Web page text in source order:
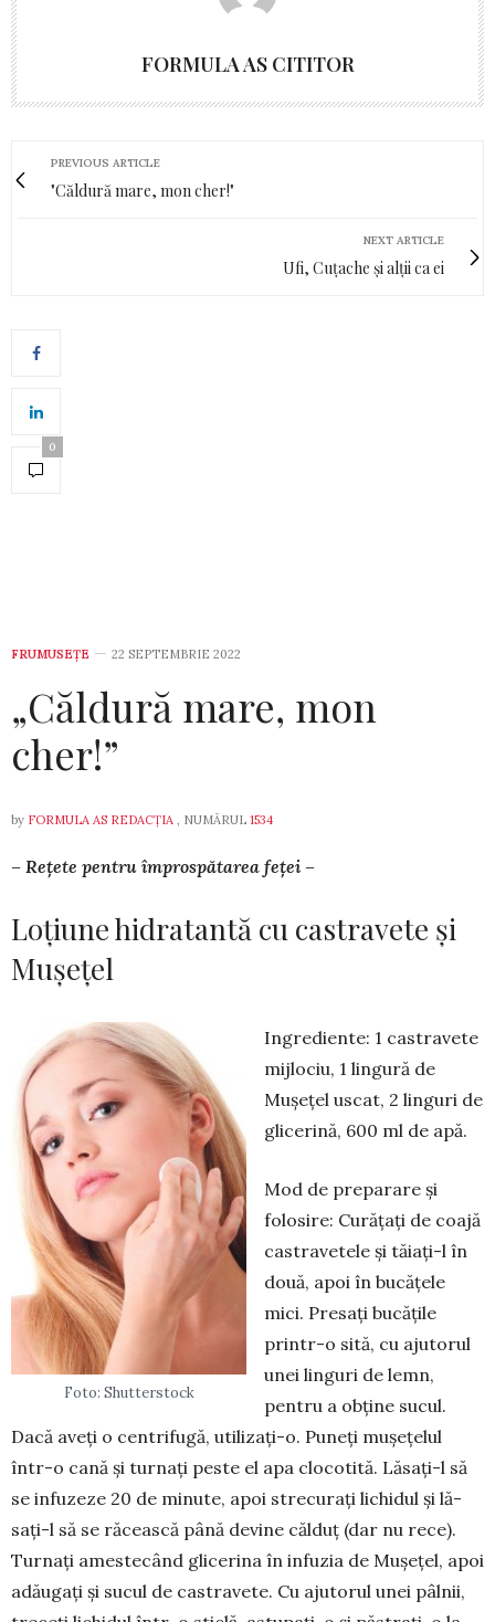
FORMULA AS CITITOR
PREVIOUS ARTICLE
"Căldură mare, mon cher!"
NEXT ARTICLE
Ufi, Cuțache și alții ca ei
0
FRUMUSEȚE 22 SEPTEMBRIE 2022
„Căldură mare, mon
cher!”
by FORMULA AS REDACȚIA , NUMĂRUL 1534
– Rețete pentru împros­pă­tarea feței –
Loțiune hidratantă cu castravete și
Mușețel
Foto: Shutterstock
Ingrediente: 1 castravete
mij­lo­ciu, 1 lingură de
Mușețel uscat, 2 lin­guri de
glicerină, 600 ml de apă.
Mod de preparare și
folosire: Cu­­rățați de coajă
castravetele și tăiați-l în
două, apoi în bu­cățele
mici. Presați bu­că­țile
prin­tr-o sită, cu aju­to­rul
unei linguri de lemn,
pentru a obține su­cul.
Dacă aveți o centrifugă, utili­za­ți-o. Puneți mușețelul
într-o cană și turnați peste el apa clocotită. Lăsați-l să
se infuzeze 20 de mi­nute, apoi strecurați lichidul și lă­
sați-l să se răcească până de­vi­ne călduț (dar nu rece).
Turnați ames­tecând gli­ce­rina în infuzia de Mușe­țel, apoi
adăugați și sucul de castra­vete. Cu aju­to­rul unei pâlnii,